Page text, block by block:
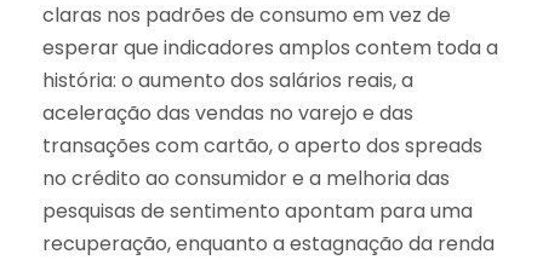
claras nos padrões de consumo em vez de
esperar que indicadores amplos contem toda a
história: o aumento dos salários reais, a
aceleração das vendas no varejo e das
transações com cartão, o aperto dos spreads
no crédito ao consumidor e a melhoria das
pesquisas de sentimento apontam para uma
recuperação, enquanto a estagnação da renda